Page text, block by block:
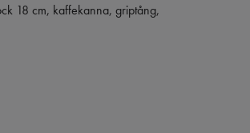
18 cm, kaffekanna, griptång,